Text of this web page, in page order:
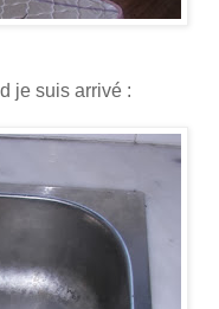
je suis arrivé :